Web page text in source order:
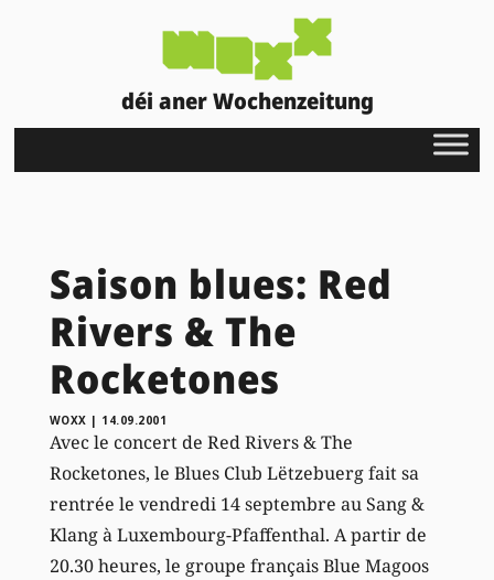
déi aner Wochenzeitung
Saison blues: Red
Rivers & The
Rocketones
WOXX | 14.09.2001
Avec le concert de Red Rivers & The
Rocketones, le Blues Club Lëtzebuerg fait sa
rentrée le vendredi 14 septembre au Sang &
Klang à Luxembourg-Pfaffenthal. A partir de
20.30 heures, le groupe français Blue Magoos